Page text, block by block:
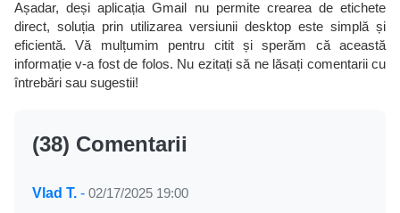
Așadar, deși aplicația Gmail nu permite crearea de etichete
direct, soluția prin utilizarea versiunii desktop este simplă și
eficientă. Vă mulțumim pentru citit și sperăm că această
informație v-a fost de folos. Nu ezitați să ne lăsați comentarii cu
întrebări sau sugestii!
(38) Comentarii
Vlad T. - 02/17/2025 19:00